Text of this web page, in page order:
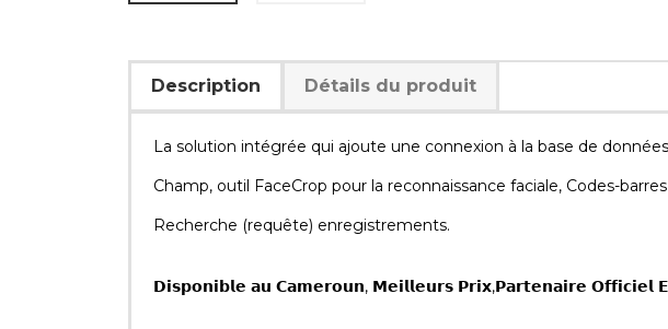
Description Détails du produit
La solution intégrée qui ajoute une connexion à la base de
Champ, outil FaceCrop pour la reconnaissance faciale, Codes-
Recherche (requête) enregistrements.
𝗗𝗶𝘀𝗽𝗼𝗻𝗶𝗯𝗹𝗲 𝗮𝘂 𝗖𝗮𝗺𝗲𝗿𝗼𝘂𝗻, 𝗠𝗲𝗶𝗹𝗹𝗲𝘂𝗿𝘀 𝗣𝗿𝗶𝘅,𝗣𝗮𝗿𝘁𝗲𝗻𝗮𝗶𝗿𝗲 𝗢𝗳𝗳𝗶𝗰𝗶𝗲𝗹